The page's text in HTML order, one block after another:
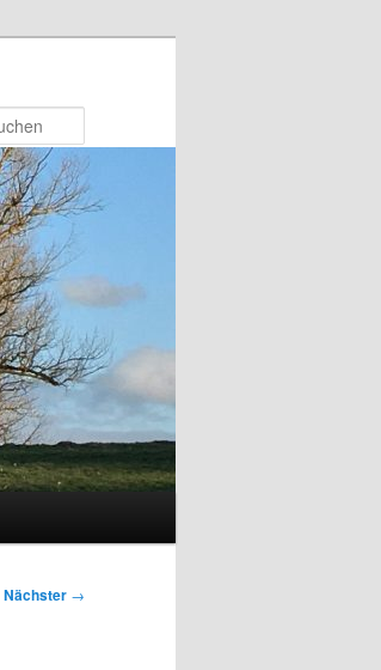
Nächster →